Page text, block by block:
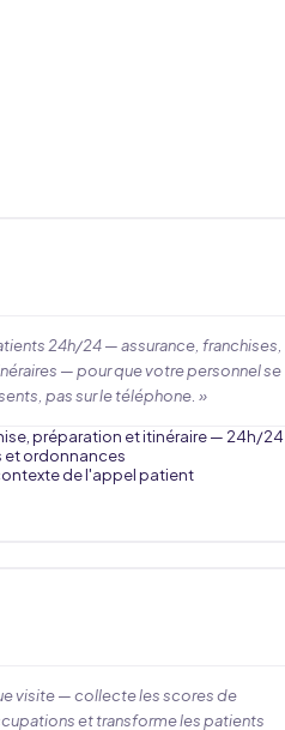
24h/24 — assurance, franchises,
— pour que votre personnel se
pas sur le téléphone. »
préparation et itinéraire — 24h/24
et ordonnances
de l'appel patient
visite — collecte les scores de
et transforme les patients